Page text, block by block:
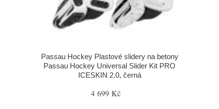
Passau Hockey Plastové slidery na betony
Passau Hockey Universal Slider Kit PRO
ICESKIN 2.0, černá
4 699 Kč